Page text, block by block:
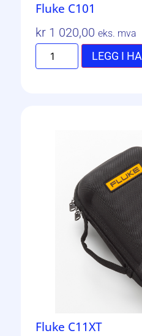
Fluke C101
kr1 020,00 eks. mva
LEGG I
Fluke C11XT